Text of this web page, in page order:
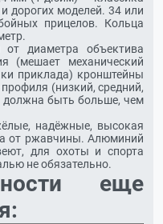
дорогих моделей. 34 или
прицелов. Кольца
от диаметра объектива
(мешает механический
приклада) кронштейны
(низкий, средний,
быть больше, чем
надёжные, высокая
от ржавчины. Алюминий
для охоты и спорта
не обязательно.
еще